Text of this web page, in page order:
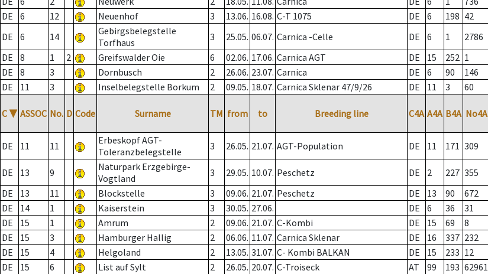
DE
6 12 Neuenhof 3 13.06. 16.08. C-T 1075 DE 6 198 42
DE
6 14
Gebirgsbelegstelle
Torfhaus
3 25.05. 06.07. Carnica -Celle DE 6 1 2786
DE
8 1 2 Greifswalder Oie 6 02.06. 17.06. Carnica AGT DE 15 252 1
DE
8 3 Dornbusch 2 26.06. 23.07. Carnica DE 6 90 146
DE
11 3 Inselbelegstelle Borkum 2 09.05. 18.07. Carnica Sklenar 47/9/26 DE 11 3 60
C ▼ ASSOC No. D Code Surname TM from to Breeding line C4A A4A B4A No4A
DE 11 11
Erbeskopf AGT-
Toleranzbelegstelle
3 26.05. 21.07. AGT-Population DE 11 171 309
DE 13 9
Naturpark Erzgebirge-
Vogtland
3 29.05. 10.07. Peschetz DE 2 227 355
DE
13 11 Blockstelle 3 09.06. 21.07. Peschetz DE 13 90 672
DE
14 1 Kaiserstein 3 30.05. 27.06. DE 6 36 31
DE
15 1 Amrum 2 09.06. 21.07. C-Kombi DE 15 69 8
DE
15 3 Hamburger Hallig 2 06.06. 11.07. Carnica Sklenar DE 16 337 232
DE
15 4 Helgoland 2 13.05. 31.07. C- Kombi BALKAN DE 15 233 12
DE
15 6 List auf Sylt 2 26.05. 20.07. C-Troiseck AT 99 193 62961